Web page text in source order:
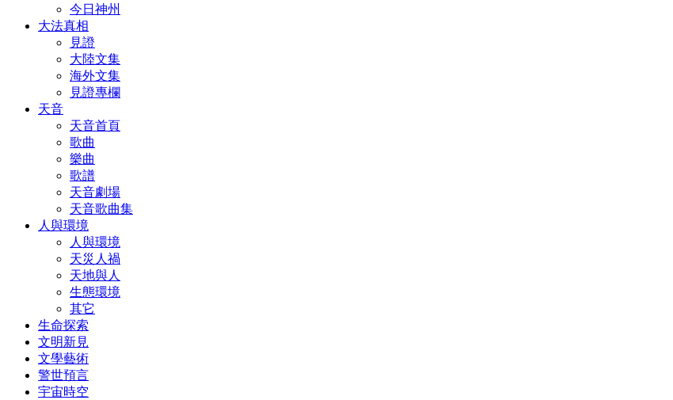
今日神州
大法真相
見證
大陸文集
海外文集
見證專欄
天音
天音首頁
歌曲
樂曲
歌譜
天音劇場
天音歌曲集
人與環境
人與環境
天災人禍
天地與人
生態環境
其它
生命探索
文明新見
文學藝術
警世預言
宇宙時空